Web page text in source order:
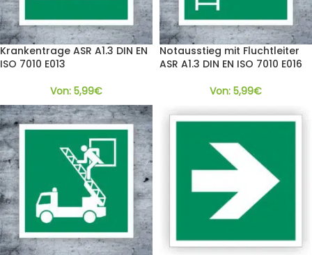
Krankentrage ASR A1.3 DIN EN
ISO 7010 E013
Von: 5,99€
Notausstieg mit Fluchtleiter
ASR A1.3 DIN EN ISO 7010 E016
Von: 5,99€